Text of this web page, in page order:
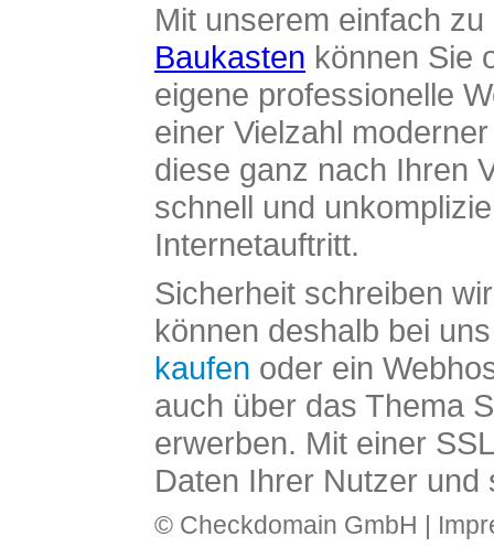
Mit unserem einfach
Baukasten können Sie
eigene professionelle
einer Vielzahl
diese ganz nach Ihren
schnell und
Internetauftritt.
Sicherheit schreiben
können deshalb bei
kaufen oder ein
auch über das Thema
erwerben. Mit einer
Daten Ihrer Nutzer und
© Checkdomain GmbH |